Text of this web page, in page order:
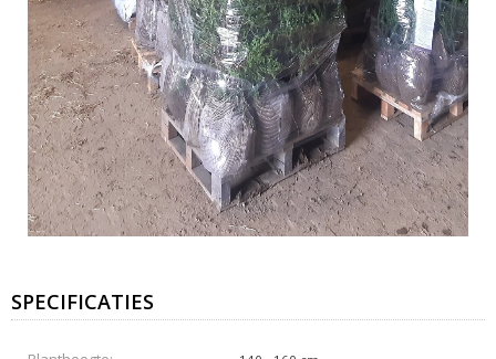
SPECIFICATIES